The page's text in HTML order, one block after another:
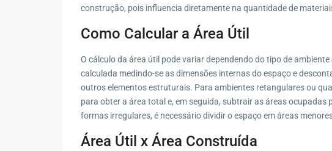
construção, pois influencia diretamente na quantidade de
Como Calcular a Área Útil
O cálculo da área útil pode variar dependendo do tipo de
calculada medindo-se as dimensões internas do espaço e
outros elementos estruturais. Para ambientes retangulares ou
para obter a área total e, em seguida, subtrair as áreas
formas irregulares, é necessário dividir o espaço em áreas
Área Útil x Área Construída